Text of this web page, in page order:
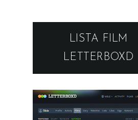
LISTA FILM
LETTERBOXD